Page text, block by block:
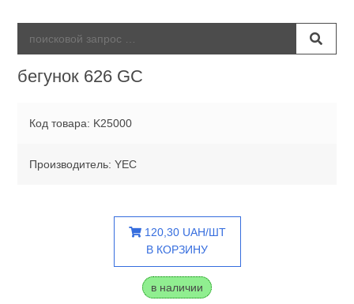
бегунок 626 GC
Код товара: K25000
Производитель: YEC
120,30 UAH/ШТ
В КОРЗИНУ
в наличии